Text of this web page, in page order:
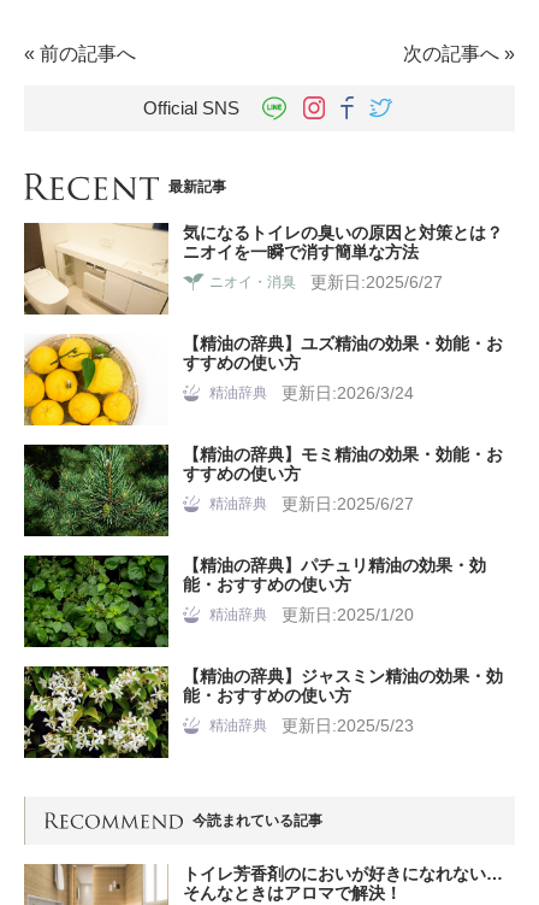
« 前の記事へ 次の記事へ »
Official SNS
最新記事
気になるトイレの臭いの原因と対策とは？
ニオイを一瞬で消す簡単な方法
ニオイ・消臭 更新日:2025/6/27
【精油の辞典】ユズ精油の効果・効能・お
すすめの使い方
精油辞典 更新日:2026/3/24
【精油の辞典】モミ精油の効果・効能・お
すすめの使い方
精油辞典 更新日:2025/6/27
【精油の辞典】パチュリ精油の効果・効
能・おすすめの使い方
精油辞典 更新日:2025/1/20
【精油の辞典】ジャスミン精油の効果・効
能・おすすめの使い方
精油辞典 更新日:2025/5/23
今読まれている記事
トイレ芳香剤のにおいが好きになれない…
そんなときはアロマで解決！